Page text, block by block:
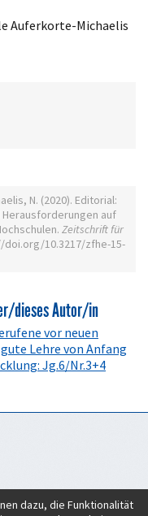
Auferkorte-Michaelis
N. (2020). Editorial:
Herausforderungen auf
Zeitschrift für
doi.org/10.3217/zfhe-15-
dieses Autor/in
vor neuen
Lehre von Anfang
Jg.6/Nr.3+4
für Hochschulentwicklung
dazu, die Funktionalität